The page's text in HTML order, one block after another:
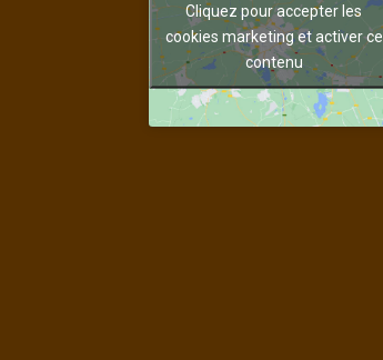
Cliquez pour accepter les
cookies marketing et activer ce
contenu